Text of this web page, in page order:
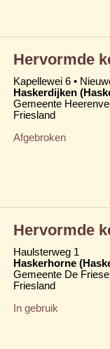
Hervormde
Kapellewei 6 •
Haskerdijken
Gemeente
Friesland
Afgebroken
Hervormde
Haulsterweg 1
Haskerhorne
Gemeente De
Friesland
In gebruik